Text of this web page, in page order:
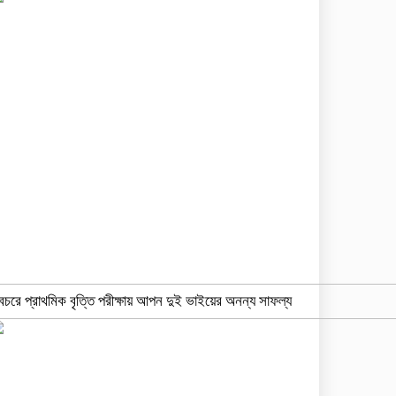
প্রাথমিক বৃত্তি পরীক্ষায় আপন দুই ভাইয়ের অনন্য সাফল্য